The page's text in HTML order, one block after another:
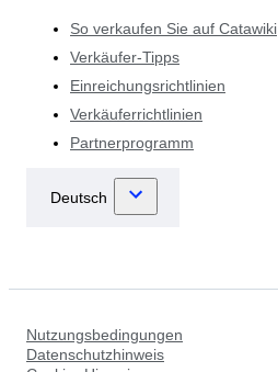
So verkaufen Sie auf Catawiki
Verkäufer-Tipps
Einreichungsrichtlinien
Verkäuferrichtlinien
Partnerprogramm
Nutzungsbedingungen
Datenschutzhinweis